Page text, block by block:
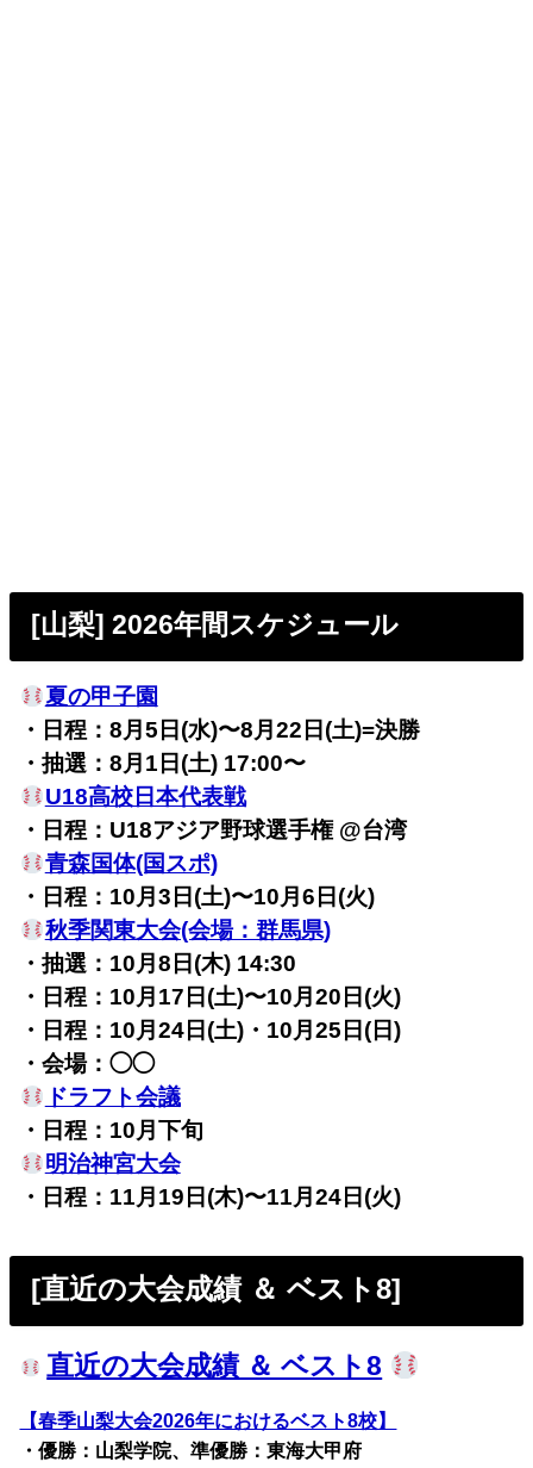
[山梨] 2026年間スケジュール
夏の甲子園
・日程：8月5日(水)〜8月22日(土)=決勝
・抽選：8月1日(土) 17:00〜
U18高校日本代表戦
・日程：U18アジア野球選手権 @台湾
青森国体(国スポ)
・日程：10月3日(土)〜10月6日(火)
秋季関東大会(会場：群馬県)
・抽選：10月8日(木) 14:30
・日程：10月17日(土)〜10月20日(火)
・日程：10月24日(土)・10月25日(日)
・会場：◯◯
ドラフト会議
・日程：10月下旬
明治神宮大会
・日程：11月19日(木)〜11月24日(火)
[直近の大会成績 ＆ ベスト8]
直近の大会成績 ＆ ベスト8
【春季山梨大会2026年におけるベスト8校】
・優勝：山梨学院、準優勝：東海大甲府